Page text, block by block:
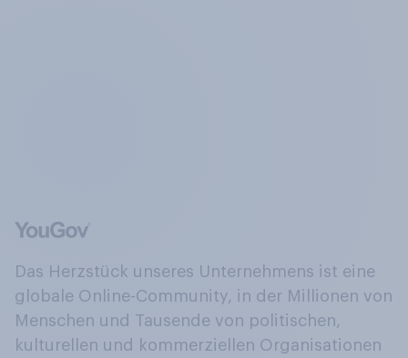
Das Herzstück unseres Unternehmens ist eine
globale Online-Community, in der Millionen von
Menschen und Tausende von politischen,
kulturellen und kommerziellen Organisationen